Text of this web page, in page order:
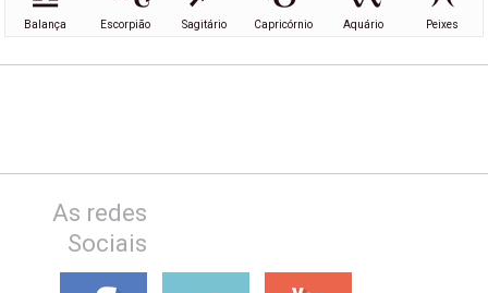
Balança Escorpião Sagitário Capricórnio Aquário Peixes
As redes
Sociais